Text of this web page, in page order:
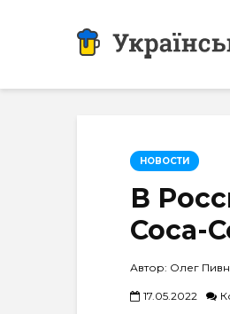
НОВОСТИ
В
Coca-
Автор: Олег
17.05.2022